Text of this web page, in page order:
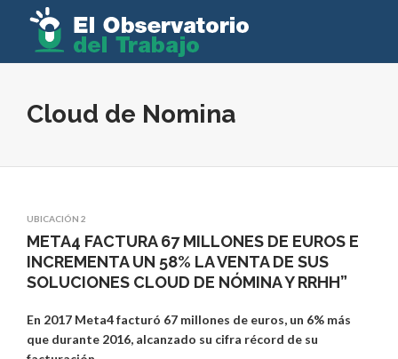
Cloud de Nomina
UBICACIÓN 2
META4 FACTURA 67 MILLONES DE EUROS E
INCREMENTA UN 58% LA VENTA DE SUS
SOLUCIONES CLOUD DE NÓMINA Y RRHH”
En 2017 Meta4 facturó 67 millones de euros, un 6% más
que durante 2016, alcanzado su cifra récord de su